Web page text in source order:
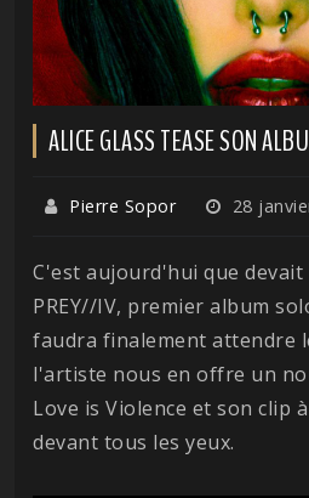
ALICE GLASS TEASE SON
Pierre Sopor 28
C'est aujourd'hui que
PREY//IV, premier album
faudra finalement attendre
l'artiste nous en offre un
Love is Violence et son clip
devant tous les yeux.